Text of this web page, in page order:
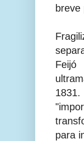
breve
Feijó
para